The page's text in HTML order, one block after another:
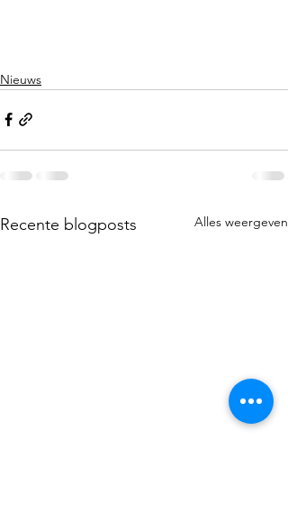
Nieuws
Recente blogposts Alles weergeven